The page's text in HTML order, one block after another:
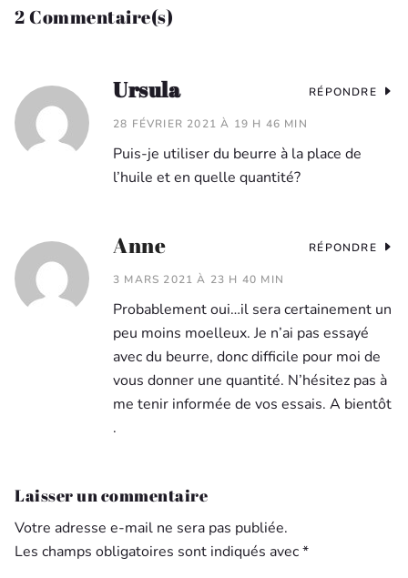
2 Commentaire(s)
RÉPONDRE
Ursula
28 FÉVRIER 2021 À 19 H 46 MIN
Puis-je utiliser du beurre à la place de
l’huile et en quelle quantité?
RÉPONDRE
Anne
3 MARS 2021 À 23 H 40 MIN
Probablement oui…il sera certainement un
peu moins moelleux. Je n’ai pas essayé
avec du beurre, donc difficile pour moi de
vous donner une quantité. N’hésitez pas à
me tenir informée de vos essais. A bientôt
.
Laisser un commentaire
Votre adresse e-mail ne sera pas publiée.
Les champs obligatoires sont indiqués avec*